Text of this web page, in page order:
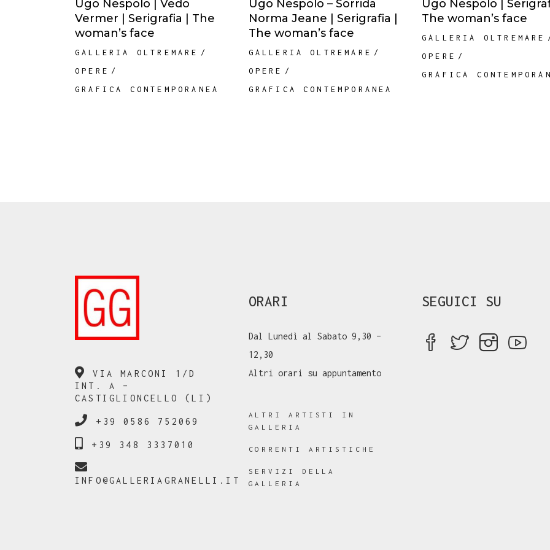
Ugo Nespolo | Vedo
Vermer | Serigrafia | The
woman’s face
GALLERIA OLTREMARE
OPERE
GRAFICA CONTEMPORANEA
Ugo Nespolo – Sorrida
Norma Jeane | Serigrafia |
The woman’s face
GALLERIA OLTREMARE
OPERE
GRAFICA CONTEMPORANEA
Ugo Nespolo |
The woman’s face
GALLERIA OLTREMARE
OPERE
GRAFICA
VIA MARCONI 1/D
INT. A –
CASTIGLIONCELLO (LI)
+39 0586 752069
+39 348 3337010
INFO@GALLERIAGRANELLI.IT
ORARI
Dal Lunedì al Sabato 9,30 –
12,30
Altri orari su appuntamento
ALTRI ARTISTI IN
GALLERIA
CORRENTI ARTISTICHE
SERVIZI DELLA
GALLERIA
SEGUICI SU